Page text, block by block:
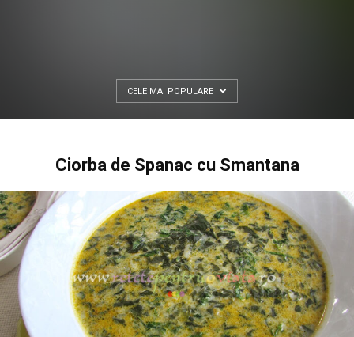
CELE MAI POPULARE
Ciorba de Spanac cu Smantana